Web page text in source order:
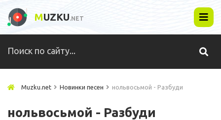
MUZKU.NET
Muzku.net Новинки песен нольвосьмой - Разбуди
нольвосьмой - Разбуди